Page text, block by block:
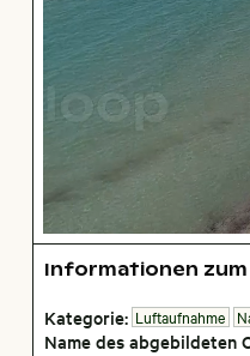
Informationen zum
Kategorie: Luftaufnahme
Name des abgebildeten